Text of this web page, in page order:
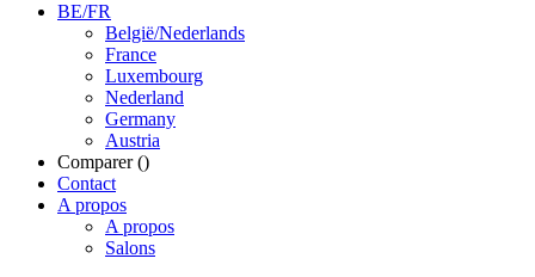
BE/FR
België/Nederlands
France
Luxembourg
Nederland
Germany
Austria
Comparer ()
Contact
A propos
A propos
Salons